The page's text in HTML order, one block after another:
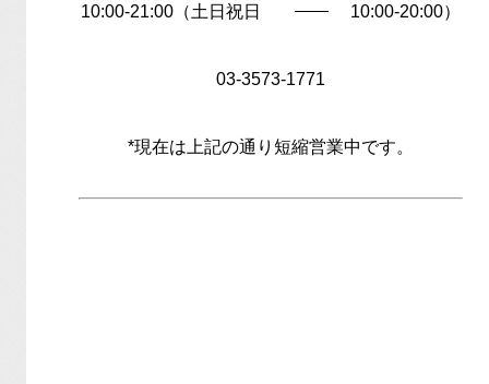
10:00-21:00（土日祝日 10:00-20:00）
03-3573-1771
*現在は上記の通り短縮営業中です。